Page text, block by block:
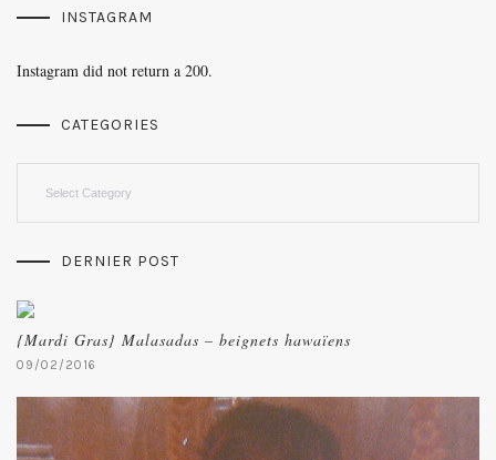
INSTAGRAM
Instagram did not return a 200.
CATEGORIES
DERNIER POST
{Mardi Gras} Malasadas – beignets hawaïens
09/02/2016